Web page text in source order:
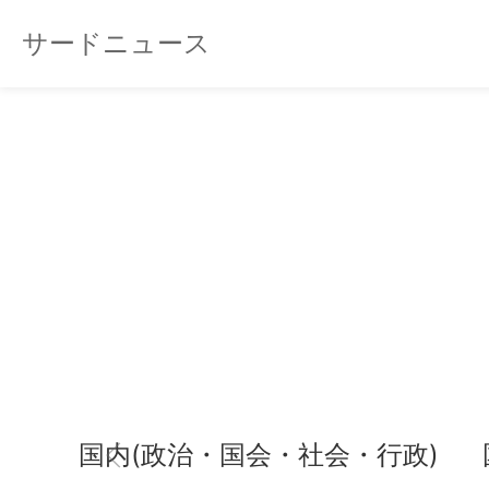
サードニュース
国内(政治・国会・社会・行政)